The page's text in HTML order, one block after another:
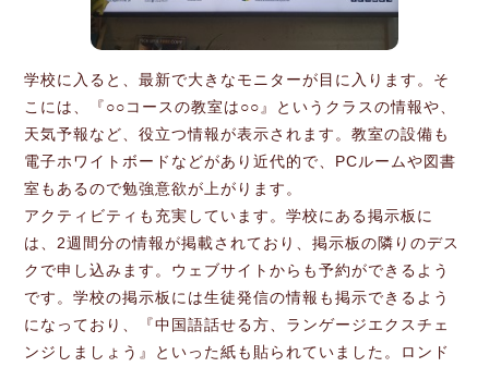
学校に入ると、最新で大きなモニターが目に入ります。そ
こには、『○○コースの教室は○○』というクラスの情報や、
天気予報など、役立つ情報が表示されます。教室の設備も
電子ホワイトボードなどがあり近代的で、PCルームや図書
室もあるので勉強意欲が上がります。
アクティビティも充実しています。学校にある掲示板に
は、2週間分の情報が掲載されており、掲示板の隣りのデス
クで申し込みます。ウェブサイトからも予約ができるよう
です。学校の掲示板には生徒発信の情報も掲示できるよう
になっており、『中国語話せる方、ランゲージエクスチェ
ンジしましょう』といった紙も貼られていました。ロンド